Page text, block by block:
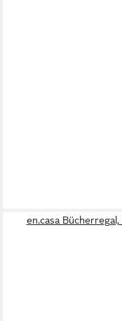
en.casa